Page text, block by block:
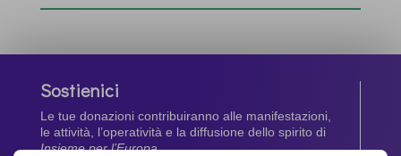
Sostienici
Le tue donazioni contribuiranno alle manifestazioni,
le attività, l’operatività e la diffusione dello spirito di
Insieme per l’Europa.